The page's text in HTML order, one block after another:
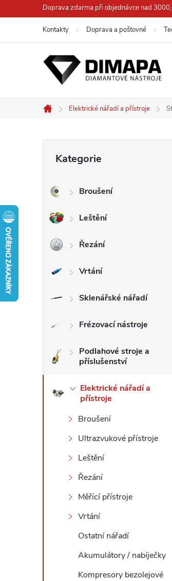
na
Doprava zdarma při objednávce nad
Kontakty Doprava a poštovné
Domů
Elektrické nářadí a přístroje
s
a
n
n
p
kategorie
Kategorie
Broušení
Leštění
Řezání
Vrtání
Sklenářské nářadí
Frézovací nástroje
Podlahové stroje a
příslušenství
Elektrické nářadí a
přístroje
Broušení
Ultrazvukové přístroje
Leštění
Řezání
Měřící přístroje
Vrtání
Ostatní nářadí
Akumulátory / nabíječky
Kompresory bezolejové